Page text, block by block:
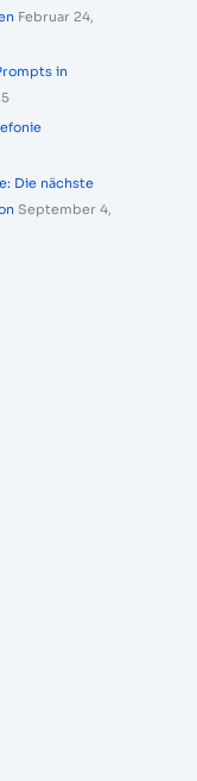
Februar 24,
in
Die nächste
September 4,